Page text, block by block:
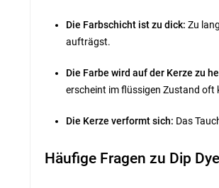
Die Farbschicht ist zu dick: Zu
aufträgst.
Die Farbe wird auf der Kerze zu
erscheint im flüssigen Zustand
Die Kerze verformt sich: Das
Häufige Fragen zu Dip